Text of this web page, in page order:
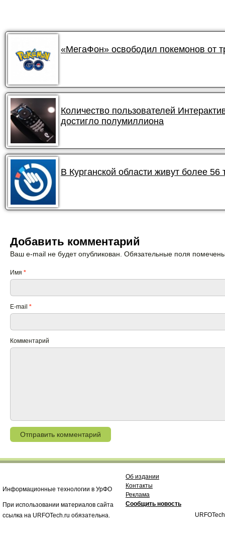
«МегаФон» освободил покемонов от
Количество пользователей
достигло полумиллиона
В Курганской области живут более
Добавить комментарий
Ваш e-mail не будет опубликован. Обязательные поля
Имя *
E-mail *
Комментарий
Информационные технологии в УрФО
При использовании материалов сайта
ссылка на URFOTech.ru обязательна.
Об издании
Контакты
Реклама
Сообщить новость